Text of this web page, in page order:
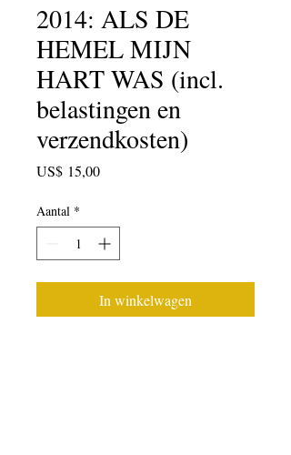
2014: ALS DE
HEMEL MIJN
HART WAS (incl.
belastingen en
verzendkosten)
US$ 15,00Prijs
Aantal *
In winkelwagen